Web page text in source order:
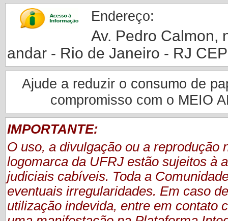
Endereço:
Av. Pedro Calmon,
andar - Rio de Janeiro - RJ
Ajude a reduzir o consumo de
compromisso com o MEIO
IMPORTANTE:
O uso, a divulgação ou a reprodução
logomarca da UFRJ estão sujeitos à
judiciais cabíveis. Toda a
eventuais irregularidades. Em caso
utilização indevida, entre em contato